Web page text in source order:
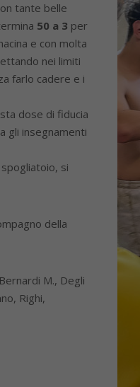
tante belle
50 a 3 per
e con molta
nei limiti
farlo cadere e i
dose di fiducia
gli insegnamenti
si
della
M., Degli
Righi,